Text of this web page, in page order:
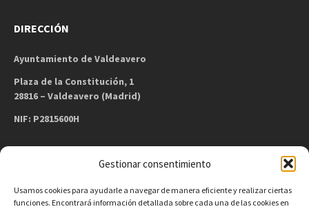
Gestionar consentimiento
Usamos cookies para ayudarle a navegar de manera eficiente y realizar ciertas
funciones. Encontrará información detallada sobre cada una de las cookies en
DIRECCIÓN
Ayuntamiento de Valdeavero
Plaza de la Constitución, 1
28816 – Valdeavero (Madrid)
NIF: P2815600H
Teléfono: 91 886 44 62